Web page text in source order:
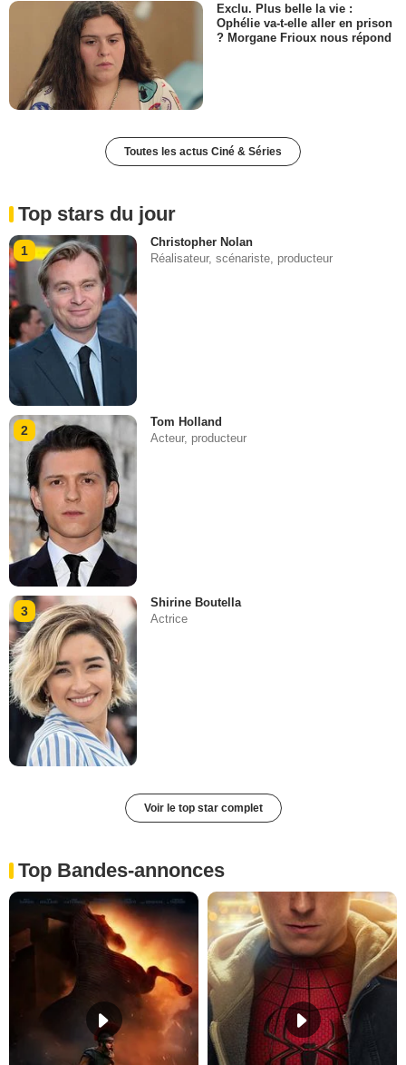
Exclu. Plus belle la vie :
Ophélie va-t-elle aller en prison
? Morgane Frioux nous répond
Toutes les actus Ciné & Séries
Top stars du jour
1
Christopher Nolan
Réalisateur, scénariste, producteur
2
Tom Holland
Acteur, producteur
3
Shirine Boutella
Actrice
Voir le top star complet
Top Bandes-annonces